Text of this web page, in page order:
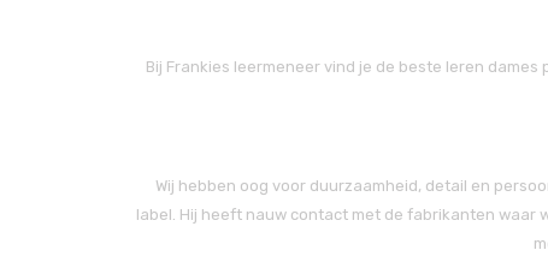
Bij Frankies leermeneer vind je de beste leren
Wij hebben oog voor duurzaamheid, detail en
label. Hij heeft nauw contact met de fabrikanten waar